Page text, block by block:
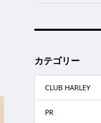
カテゴリー
CLUB HARLEY
PR